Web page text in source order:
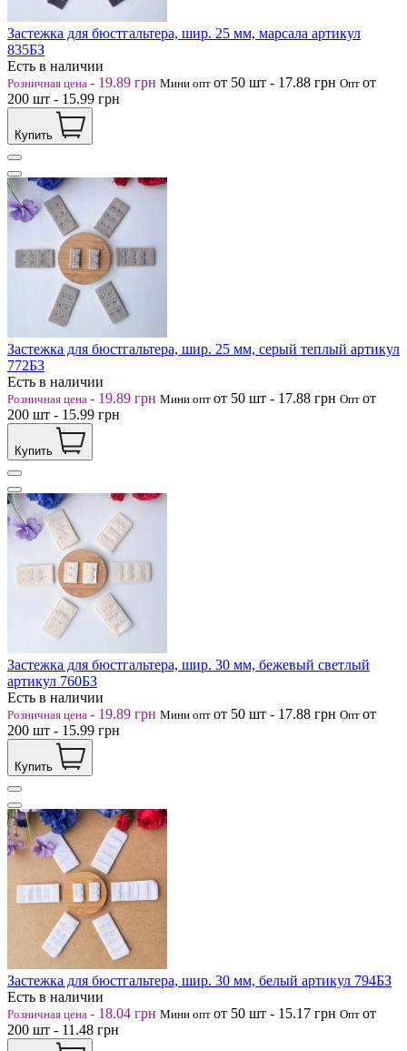
Застежка для бюстгальтера, шир. 25 мм, марсала артикул
835БЗ
Есть в наличии
Розничная цена - 19.89 грн Мини опт от 50 шт - 17.88 грн Опт от
200 шт - 15.99 грн
Купить
Застежка для бюстгальтера, шир. 25 мм, серый теплый артикул
772БЗ
Есть в наличии
Розничная цена - 19.89 грн Мини опт от 50 шт - 17.88 грн Опт от
200 шт - 15.99 грн
Купить
Застежка для бюстгальтера, шир. 30 мм, бежевый светлый
артикул 760БЗ
Есть в наличии
Розничная цена - 19.89 грн Мини опт от 50 шт - 17.88 грн Опт от
200 шт - 15.99 грн
Купить
Застежка для бюстгальтера, шир. 30 мм, белый артикул 794БЗ
Есть в наличии
Розничная цена - 18.04 грн Мини опт от 50 шт - 15.17 грн Опт от
200 шт - 11.48 грн